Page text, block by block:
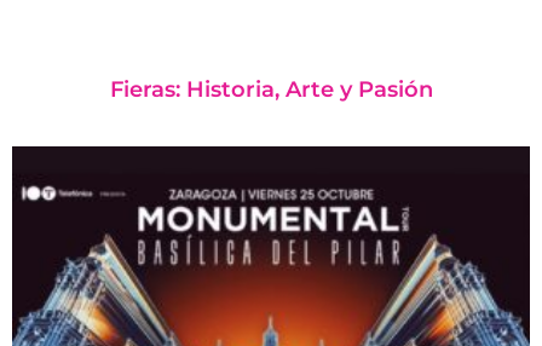
Fieras: Historia, Arte y Pasión